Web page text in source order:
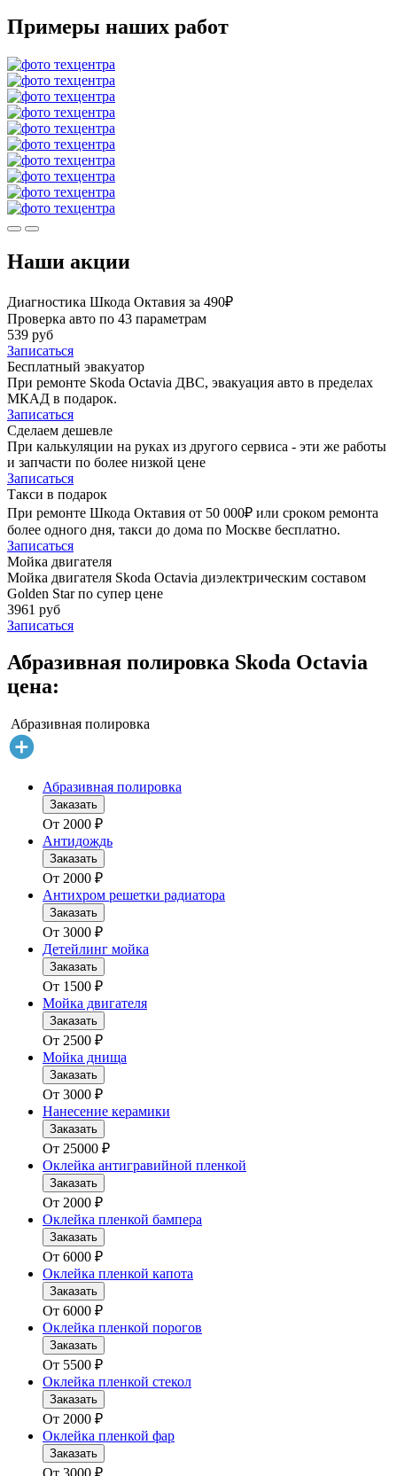
Примеры наших работ
Наши акции
Диагностика Шкода Октавия за 490₽
Проверка авто по 43 параметрам
539 руб
Записаться
Бесплатный эвакуатор
При ремонте Skoda Octavia ДВС, эвакуация авто в пределах
МКАД в подарок.
Записаться
Сделаем дешевле
При калькуляции на руках из другого сервиса - эти же работы
и запчасти по более низкой цене
Записаться
Такси в подарок
При ремонте Шкода Октавия от 50 000₽ или сроком ремонта
более одного дня, такси до дома по Москве бесплатно.
Записаться
Мойка двигателя
Мойка двигателя Skoda Octavia диэлектрическим составом
Golden Star по супер цене
3961 руб
Записаться
Абразивная полировка Skoda Octavia
цена:
Абразивная полировка
Абразивная полировка
Заказать
От 2000 ₽
Антидождь
Заказать
От 2000 ₽
Антихром решетки радиатора
Заказать
От 3000 ₽
Детейлинг мойка
Заказать
От 1500 ₽
Мойка двигателя
Заказать
От 2500 ₽
Мойка днища
Заказать
От 3000 ₽
Нанесение керамики
Заказать
От 25000 ₽
Оклейка антигравийной пленкой
Заказать
От 2000 ₽
Оклейка пленкой бампера
Заказать
От 6000 ₽
Оклейка пленкой капота
Заказать
От 6000 ₽
Оклейка пленкой порогов
Заказать
От 5500 ₽
Оклейка пленкой стекол
Заказать
От 2000 ₽
Оклейка пленкой фар
Заказать